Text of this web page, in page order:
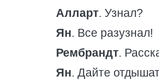
Алларт. Узнал?
Ян. Все разузнал!
Рембрандт.
Ян. Дайте